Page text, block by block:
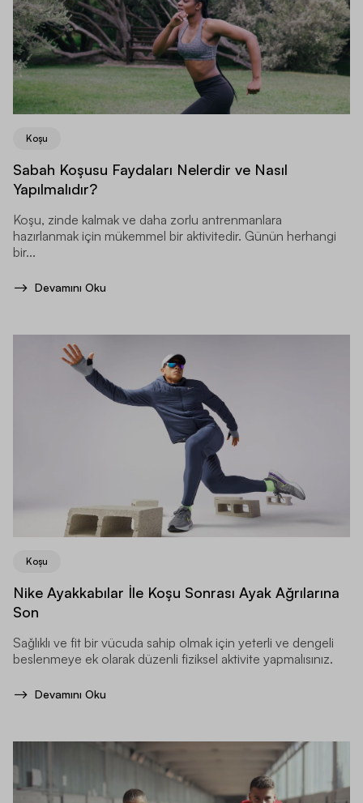
Koşu
Sabah Koşusu Faydaları Nelerdir ve Nasıl
Yapılmalıdır?
Koşu, zinde kalmak ve daha zorlu antrenmanlara
hazırlanmak için mükemmel bir aktivitedir. Günün herhangi
bir...
Devamını Oku
Koşu
Nike Ayakkabılar İle Koşu Sonrası Ayak Ağrılarına
Son
Sağlıklı ve fit bir vücuda sahip olmak için yeterli ve dengeli
beslenmeye ek olarak düzenli fiziksel aktivite yapmalısınız.
Devamını Oku